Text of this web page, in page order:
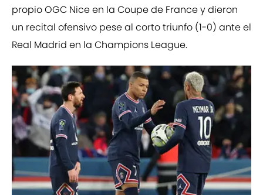
propio OGC Nice en la Coupe de France y dieron
un recital ofensivo pese al corto triunfo (1-0) ante el
Real Madrid en la Champions League.